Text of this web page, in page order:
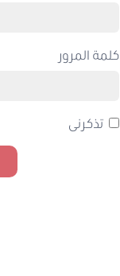
كلمة المرور
تذكرنى